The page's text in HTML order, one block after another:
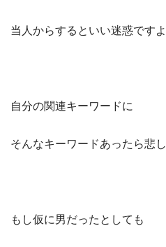
当人からするといい迷惑ですよ
自分の関連キーワードに
そんなキーワードあったら悲
もし仮に男だったとしても